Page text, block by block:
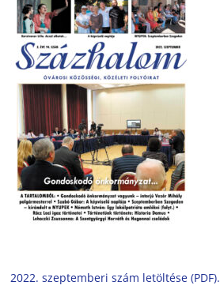
2022. szeptemberi szám letöltése (PDF).